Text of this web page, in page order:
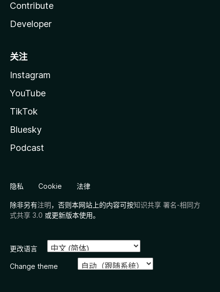
Contribute
Developer
关注
Instagram
YouTube
TikTok
Bluesky
Podcast
隐私 Cookie 法律
除非另有注明，否则本网站上的内容可按知识共享 署名-相同方
式共享 3.0 或更新版本使用。
更改语言
Change theme